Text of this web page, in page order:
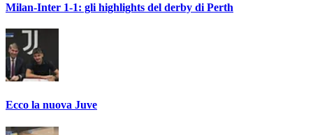
Milan-Inter 1-1: gli highlights del derby di Perth
Ecco la nuova Juve